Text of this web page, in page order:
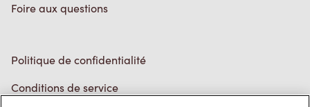
Foire aux questions
Politique de confidentialité
Conditions de service